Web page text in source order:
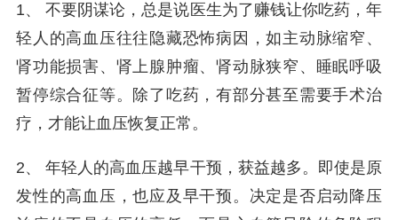
1、 不要阴谋论，总是说医生为了赚钱让你吃药，年
轻人的高血压往往隐藏恐怖病因，如主动脉缩窄、
肾功能损害、肾上腺肿瘤、肾动脉狭窄、睡眠呼吸
暂停综合征等。除了吃药，有部分甚至需要手术治
疗，才能让血压恢复正常。
2、 年轻人的高血压越早干预，获益越多。即使是原
发性的高血压，也应及早干预。决定是否启动降压